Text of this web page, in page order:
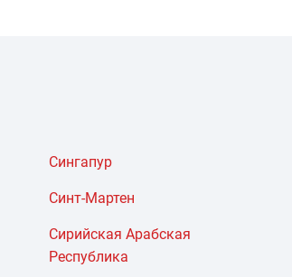
Сингапур
Синт-Мартен
Сирийская Арабская
Республика